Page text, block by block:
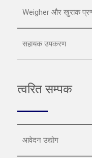
Weigher और खुराक
सहायक उपकरण
त्वरित सम्पक
आवेदन उद्योग